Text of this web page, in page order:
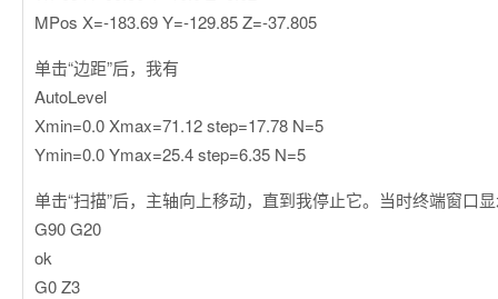
MPos X=-183.69 Y=-129.85 Z=-37.805
单击“边距”后，我有
AutoLevel
Xmin=0.0 Xmax=71.12 step=17.78 N=5
Ymin=0.0 Ymax=25.4 step=6.35 N=5
单击“扫描”后，主轴向上移动，直到我停止它。当时终端窗口
G90 G20
ok
G0 Z3